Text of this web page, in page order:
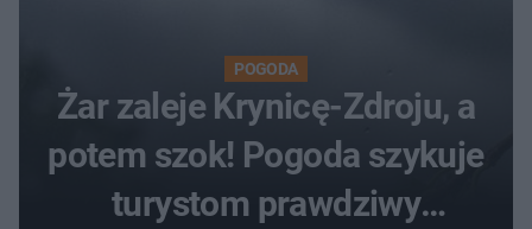
POGODA
Żar zaleje Krynicę-Zdroju, a
potem szok! Pogoda szykuje
turystom prawdziwy